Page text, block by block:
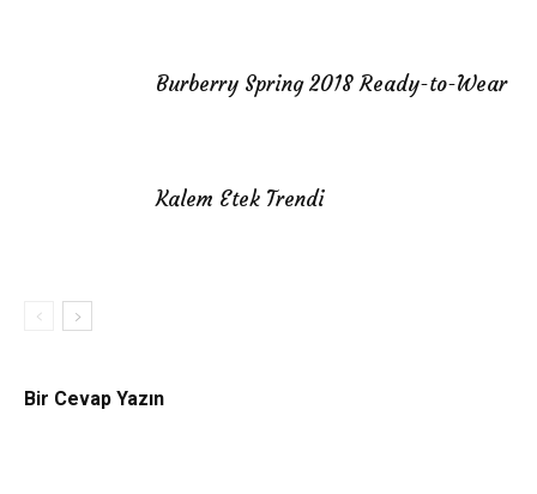
Burberry Spring 2018 Ready-to-Wear
Kalem Etek Trendi
Bir Cevap Yazın